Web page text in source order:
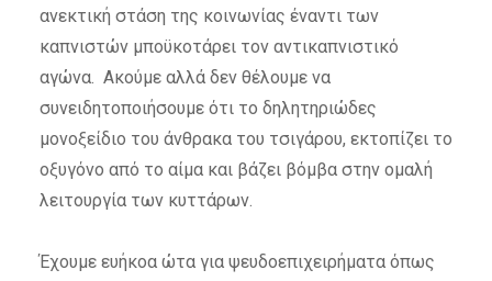
ανεκτική στάση της κοινωνίας έναντι των
καπνιστών μποϋκοτάρει τον αντικαπνιστικό
αγώνα. Ακούμε αλλά δεν θέλουμε να
συνειδητοποιήσουμε ότι το δηλητηριώδες
μονοξείδιο του άνθρακα του τσιγάρου, εκτοπίζει το
οξυγόνο από το αίμα και βάζει βόμβα στην ομαλή
λειτουργία των κυττάρων.
Έχουμε ευήκοα ώτα για ψευδοεπιχειρήματα όπως